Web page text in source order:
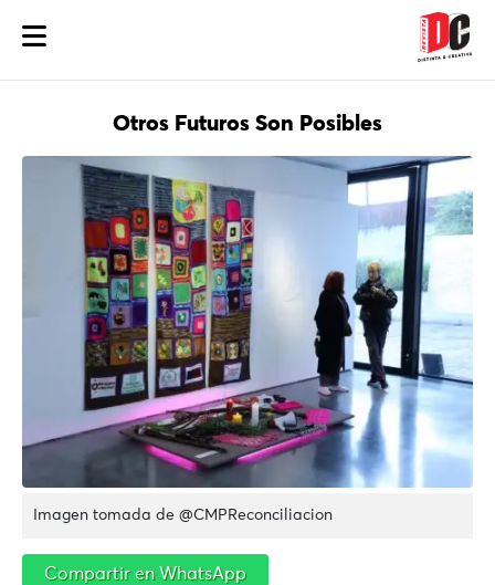
Otros Futuros Son Posibles
Imagen tomada de @CMPReconciliacion
Compartir en WhatsApp